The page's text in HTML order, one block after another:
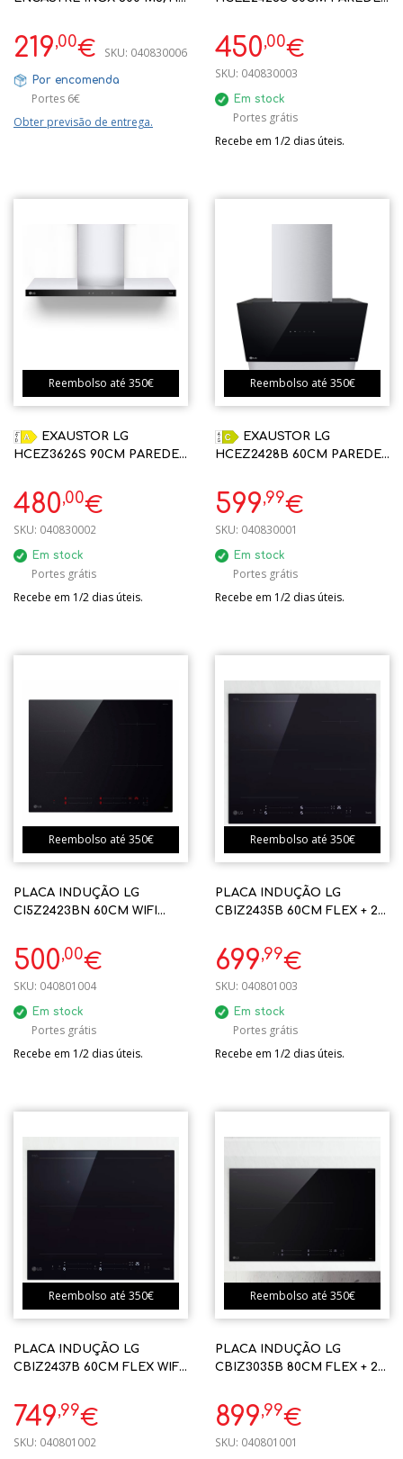
219,00€ SKU: 040830006
Por encomenda
Portes 6€
Obter previsão de entrega.
WIFI
450,00€
SKU: 040830003
Em stock
Portes grátis
Recebe em 1/2 dias úteis.
Reembolso até 350€
HCEZ3626S 90CM PAREDE
WIFI
480,00€
SKU: 040830002
Em stock
Portes grátis
Recebe em 1/2 dias úteis.
Reembolso até 350€
HCEZ2428B 60CM PAREDE
WIFI - INCLINADO
599,99€
SKU: 040830001
Em stock
Portes grátis
Recebe em 1/2 dias úteis.
Reembolso até 350€
PLACA INDUÇÃO LG
CI5Z2423BN 60CM WIFI
500,00€
SKU: 040801004
Em stock
Portes grátis
Recebe em 1/2 dias úteis.
Reembolso até 350€
PLACA INDUÇÃO LG
CBIZ2435B 60CM FLEX + 2
699,99€
SKU: 040801003
Em stock
Portes grátis
Recebe em 1/2 dias úteis.
Reembolso até 350€
PLACA INDUÇÃO LG
CBIZ2437B 60CM FLEX WIFI
749,99€
SKU: 040801002
Reembolso até 350€
PLACA INDUÇÃO LG
CBIZ3035B 80CM FLEX + 2
899,99€
SKU: 040801001